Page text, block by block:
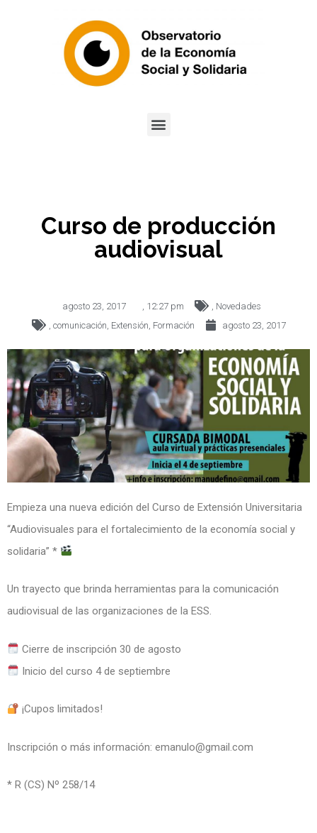
Curso de producción
audiovisual
agosto 23, 2017 12:27 pm
Novedades
comunicación Extensión Formación agosto 23, 2017
Empieza una nueva edición del Curso de Extensión Universitaria
“Audiovisuales para el fortalecimiento de la economía social y
solidaria” *
Un trayecto que brinda herramientas para la comunicación
audiovisual de las organizaciones de la ESS.
Cierre de inscripción 30 de agosto
Inicio del curso 4 de septiembre
¡Cupos limitados!
Inscripción o más información: emanulo@gmail.com
* R (CS) Nº 258/⁠14